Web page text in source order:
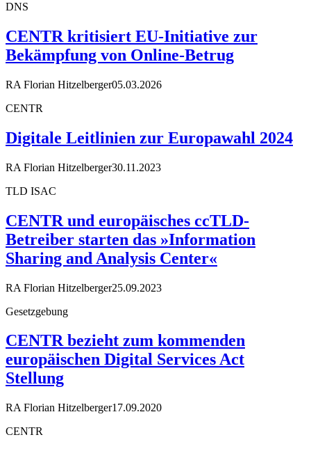
DNS
CENTR kritisiert EU-Initiative zur
Bekämpfung von Online-Betrug
RA Florian Hitzelberger05.03.2026
CENTR
Digitale Leitlinien zur Europawahl 2024
RA Florian Hitzelberger30.11.2023
TLD ISAC
CENTR und europäisches ccTLD-
Betreiber starten das »Information
Sharing and Analysis Center«
RA Florian Hitzelberger25.09.2023
Gesetzgebung
CENTR bezieht zum kommenden
europäischen Digital Services Act
Stellung
RA Florian Hitzelberger17.09.2020
CENTR